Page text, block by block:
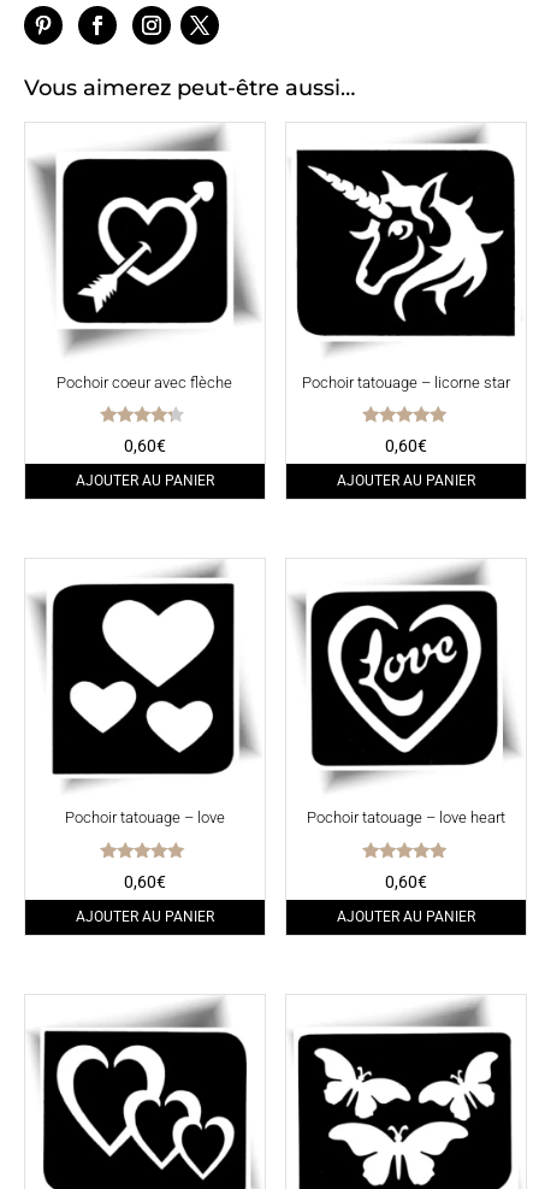
Vous aimerez peut-être aussi…
Pochoir coeur avec flèche
Note
4.00
sur 5
0,60€
AJOUTER AU PANIER
Pochoir tatouage – licorne star
Note
5.00
sur 5
0,60€
AJOUTER AU PANIER
Pochoir tatouage – love
Note
5.00
sur 5
0,60€
AJOUTER AU PANIER
Pochoir tatouage – love heart
Note
5.00
sur 5
0,60€
AJOUTER AU PANIER